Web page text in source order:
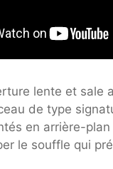
lente et sale
de type
en arrière-plan
le souffle qui